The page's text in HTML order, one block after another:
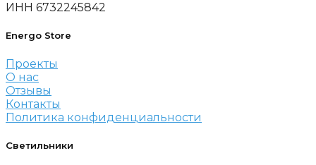
ИНН 6732245842
Energo Store
Проекты
О нас
Отзывы
Контакты
Политика конфиденциальности
Светильники